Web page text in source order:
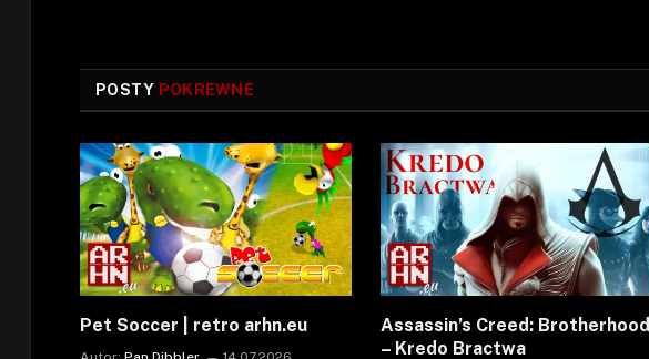
POSTY POKREWNE
Pet Soccer | retro arhn.eu
Assassin’s Creed: Brotherhood
– Kredo Bractwa